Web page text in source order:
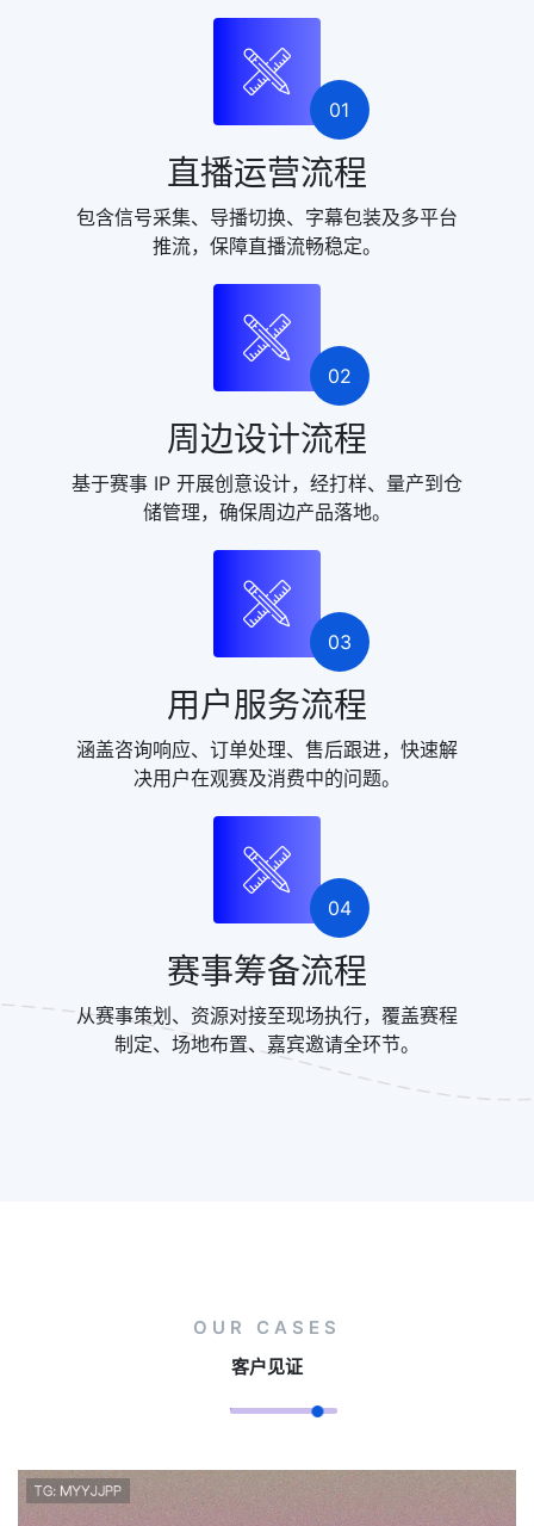
01
直播运营流程
包含信号采集、导播切换、字幕包装及多平台
推流，保障直播流畅稳定。
02
周边设计流程
基于赛事 IP 开展创意设计，经打样、量产到仓
储管理，确保周边产品落地。
03
用户服务流程
涵盖咨询响应、订单处理、售后跟进，快速解
决用户在观赛及消费中的问题。
04
赛事筹备流程
从赛事策划、资源对接至现场执行，覆盖赛程
制定、场地布置、嘉宾邀请全环节。
OUR CASES
客户见证